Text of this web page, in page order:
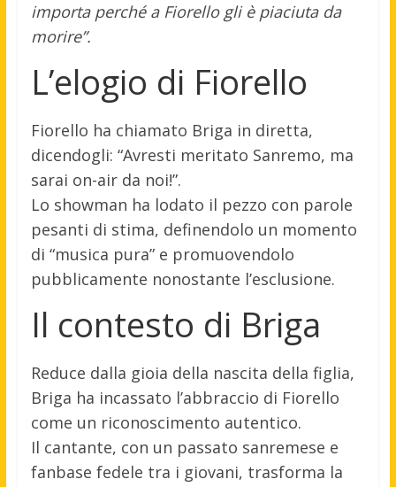
importa perché a Fiorello gli è piaciuta da
morire”.
L’elogio di Fiorello
Fiorello ha chiamato Briga in diretta,
dicendogli: “Avresti meritato Sanremo, ma
sarai on-air da noi!”.
Lo showman ha lodato il pezzo con parole
pesanti di stima, definendolo un momento
di “musica pura” e promuovendolo
pubblicamente nonostante l’esclusione.
Il contesto di Briga
Reduce dalla gioia della nascita della figlia,
Briga ha incassato l’abbraccio di Fiorello
come un riconoscimento autentico.
Il cantante, con un passato sanremese e
fanbase fedele tra i giovani, trasforma la